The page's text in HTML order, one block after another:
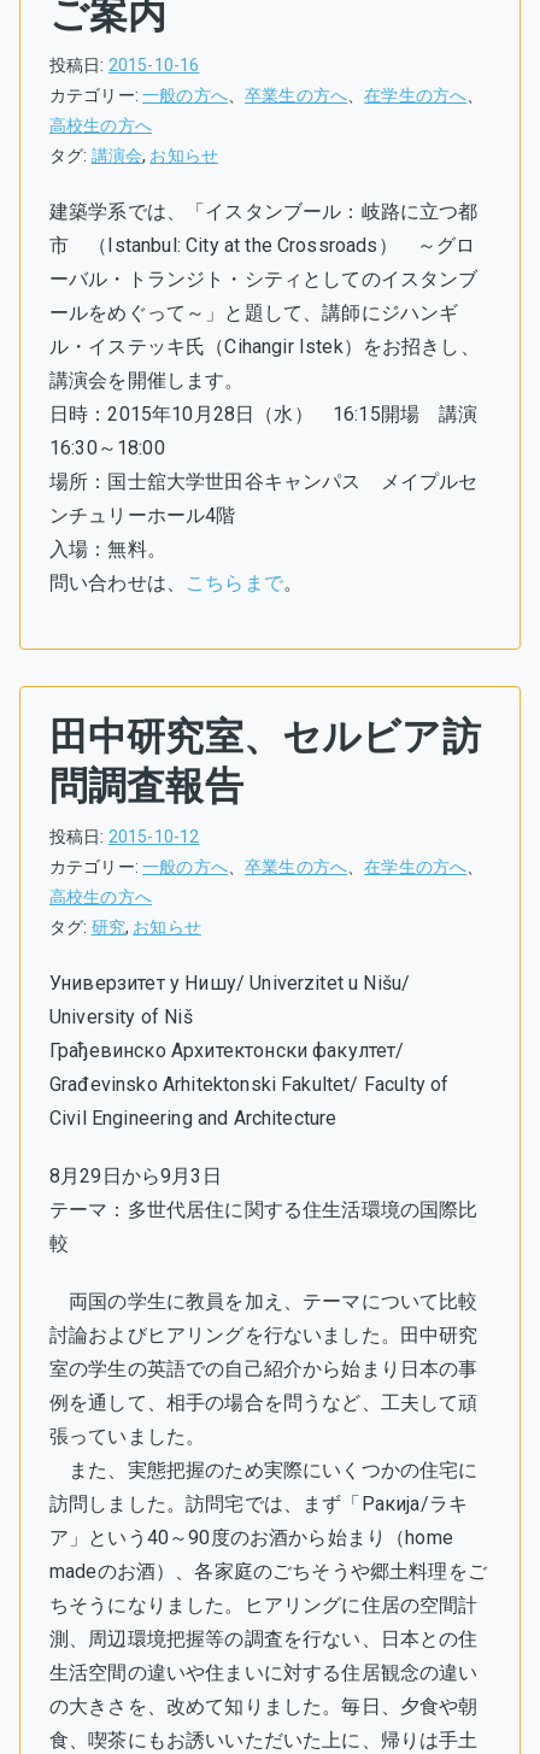
ご案内
投稿日: 2015-10-16
カテゴリー:一般の方へ、卒業生の方へ、在学生の方へ、
高校生の方へ
タグ: 講演会, お知らせ
建築学系では、「イスタンブール：岐路に立つ都
市 （Istanbul: City at the Crossroads） ～グロ
ーバル・トランジト・シティとしてのイスタンブ
ールをめぐって～」と題して、講師にジハンギ
ル・イステッキ氏（Cihangir Istek）をお招きし、
講演会を開催します。
日時：2015年10月28日（水） 16:15開場 講演
16:30～18:00
場所：国士舘大学世田谷キャンパス メイプルセ
ンチュリーホール4階
入場：無料。
問い合わせは、 こちらまで。
田中研究室、セルビア訪
問調査報告
投稿日: 2015-10-12
カテゴリー:一般の方へ、卒業生の方へ、在学生の方へ、
高校生の方へ
タグ: 研究, お知らせ
Универзитет у Нишу/ Univerzitet u Nišu/
University of Niš
Грађевинско Aрхитектонски факултет/
Građevinsko Arhitektonski Fakultet/ Faculty of
Civil Engineering and Architecture
8月29日から9月3日
テーマ：多世代居住に関する住生活環境の国際比
較
両国の学生に教員を加え、テーマについて比較
討論およびヒアリングを行ないました。田中研究
室の学生の英語での自己紹介から始まり日本の事
例を通して、相手の場合を問うなど、工夫して頑
張っていました。
また、実態把握のため実際にいくつかの住宅に
訪問しました。訪問宅では、まず「Ракија/ラキ
ア」という40～90度のお酒から始まり（home
madeのお酒）、各家庭のごちそうや郷土料理をご
ちそうになりました。ヒアリングに住居の空間計
測、周辺環境把握等の調査を行ない、日本との住
生活空間の違いや住まいに対する住居観念の違い
の大きさを、改めて知りました。毎日、夕食や朝
食、喫茶にもお誘いいただいた上に、帰りは手土